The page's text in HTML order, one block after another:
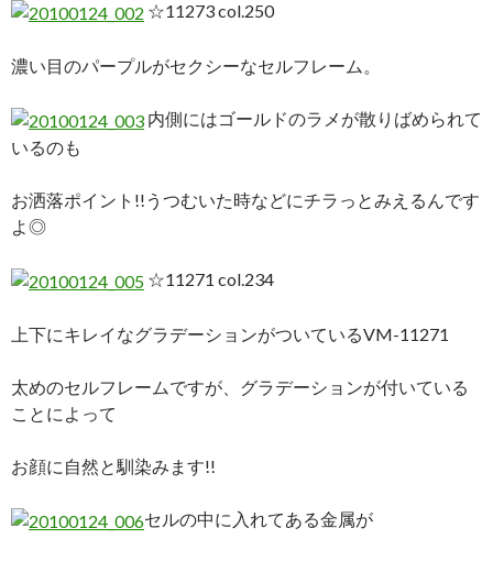
☆11273 col.250
濃い目のパープルがセクシーなセルフレーム。
内側にはゴールドのラメが散りばめられて
いるのも
お洒落ポイント!!うつむいた時などにチラっとみえるんです
よ◎
☆11271 col.234
上下にキレイなグラデーションがついているVM-11271
太めのセルフレームですが、グラデーションが付いている
ことによって
お顔に自然と馴染みます!!
セルの中に入れてある金属が